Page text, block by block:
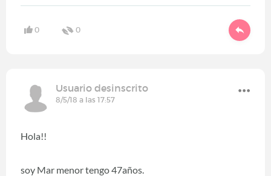
0 0
Usuario desinscrito
8/5/18 a las 17:57
Hola!!
soy Mar menor tengo 47años.